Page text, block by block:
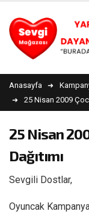
Anasayfa
25 Nisan 2009
25 Nisan
Dağıtımı
Sevgili Dostlar,
Oyuncak